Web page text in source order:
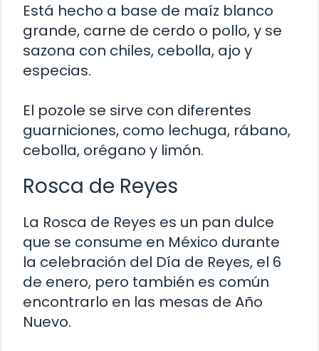
Está hecho a base de maíz blanco
grande, carne de cerdo o pollo, y se
sazona con chiles, cebolla, ajo y
especias.
El pozole se sirve con diferentes
guarniciones, como lechuga, rábano,
cebolla, orégano y limón.
Rosca de Reyes
La Rosca de Reyes es un pan dulce
que se consume en México durante
la celebración del Día de Reyes, el 6
de enero, pero también es común
encontrarlo en las mesas de Año
Nuevo.